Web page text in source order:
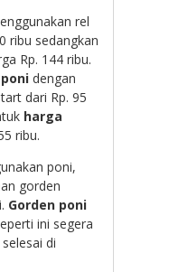
rel
ribu sedangkan
Rp. 144 ribu.
dengan
dari Rp. 95
harga
ribu.
poni,
gorden
Gorden poni
ini segera
di